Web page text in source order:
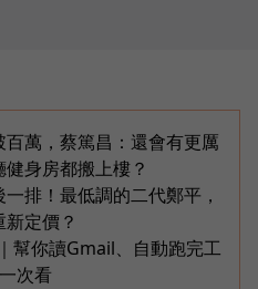
萬，蔡篤昌：還會有更厲
身房都搬上樓？
排！最低調的二代鄭平，
定價？
幫你讀Gmail、自動跑完工
次看